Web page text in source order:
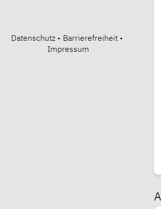
Datenschutz • Barrierefreiheit •
Impressum